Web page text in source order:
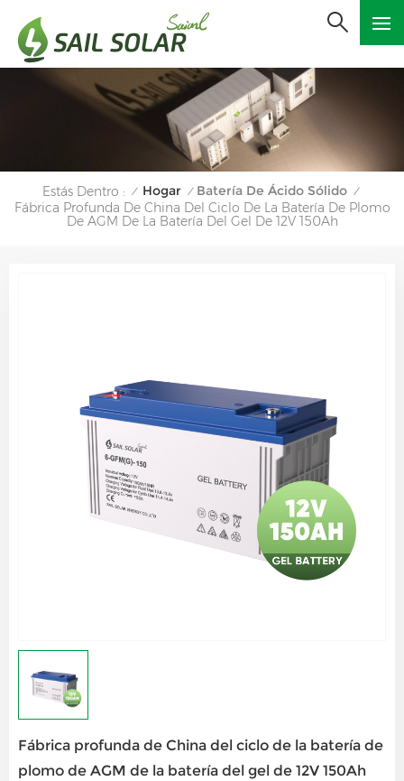
Estás Dentro : / Hogar / Batería De Ácido Sólido /
Fábrica Profunda De China Del Ciclo De La Batería De Plomo
De AGM De La Batería Del Gel De 12V 150Ah
Fábrica profunda de China del ciclo de la batería de
plomo de AGM de la batería del gel de 12V 150Ah